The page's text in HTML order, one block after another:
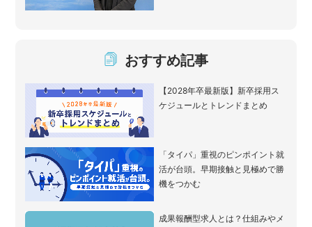
おすすめ記事
【2028年卒最新版】新卒採用ス
ケジュールとトレンドまとめ
「タイパ」重視のピンポイント就
活が台頭。早期接触と見極めで勝
機をつかむ
成果報酬型求人とは？仕組みやメ